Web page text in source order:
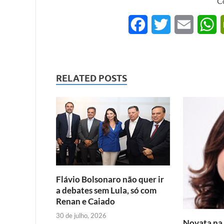
b
o
o
k
W
A
p
p
RELATED POSTS
Flávio Bolsonaro não quer ir
a debates sem Lula, só com
Renan e Caiado
30 de julho, 2026